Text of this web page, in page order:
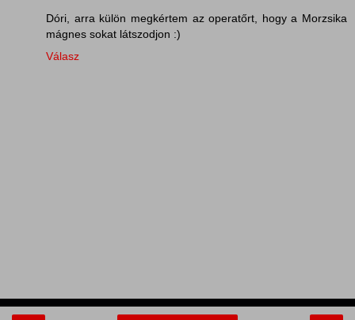
Dóri, arra külön megkértem az operatőrt, hogy a Morzsika
mágnes sokat látszodjon :)
Válasz